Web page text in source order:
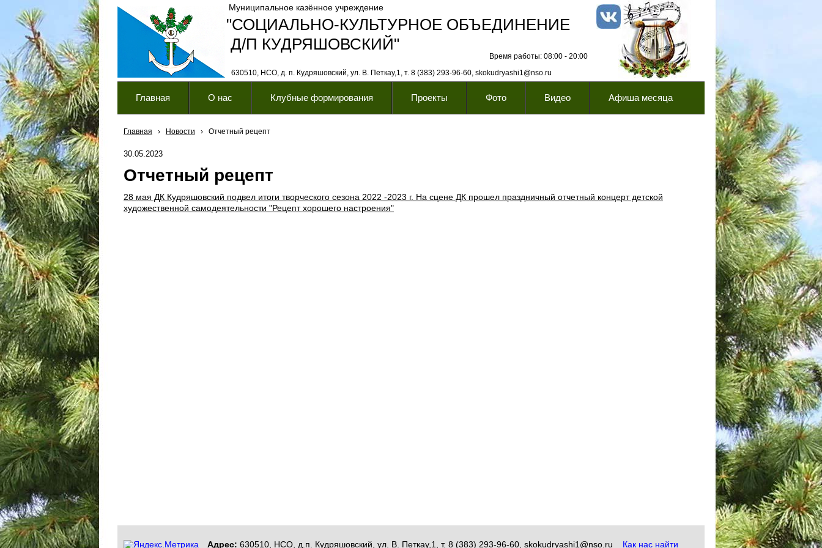
"СОЦИАЛЬНО-КУЛЬТУРНОЕ ОБЪЕДИНЕНИЕ
630510, НСО, д. п. Кудряшовский, ул. В. Петкау,1, т. 8 (383) 293-96-60, skokudryashi1@nso.ru
Муниципальное казённое учреждение
Время работы: 08:00 - 20:00
Д/П КУДРЯШОВСКИЙ"
Главная О нас Клубные формирования Проекты Фото Видео Афиша месяца
Главная › Новости › Отчетный рецепт
30.05.2023
Отчетный рецепт
28 мая ДК Кудряшовский подвел итоги творческого сезона 2022 -2023 г. На сцене ДК прошел праздничный отчетный концерт детской
художественной самодеятельности "Рецепт хорошего настроения"
Адрес: 630510, НСО, д.п. Кудряшовский, ул. В. Петкау,1, т. 8 (383) 293-96-60, skokudryashi1@nso.ru Как нас найти